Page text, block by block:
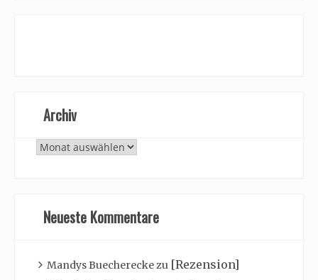
Archiv
Archiv
Neueste Kommentare
Mandys Buechereckezu [Rezension]